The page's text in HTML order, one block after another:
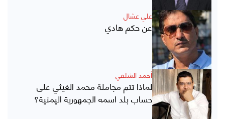
علي عشال
عن حكم هادي
أحمد الشلفي
لماذا تتم مجاملة محمد الغيثي على
حساب بلد اسمه الجمهورية اليمنية؟